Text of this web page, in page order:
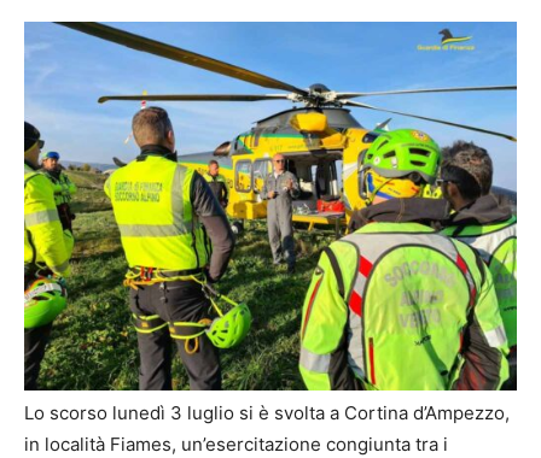
Lo scorso lunedì 3 luglio si è svolta a Cortina d’Ampezzo,
in località Fiames, un’esercitazione congiunta tra i